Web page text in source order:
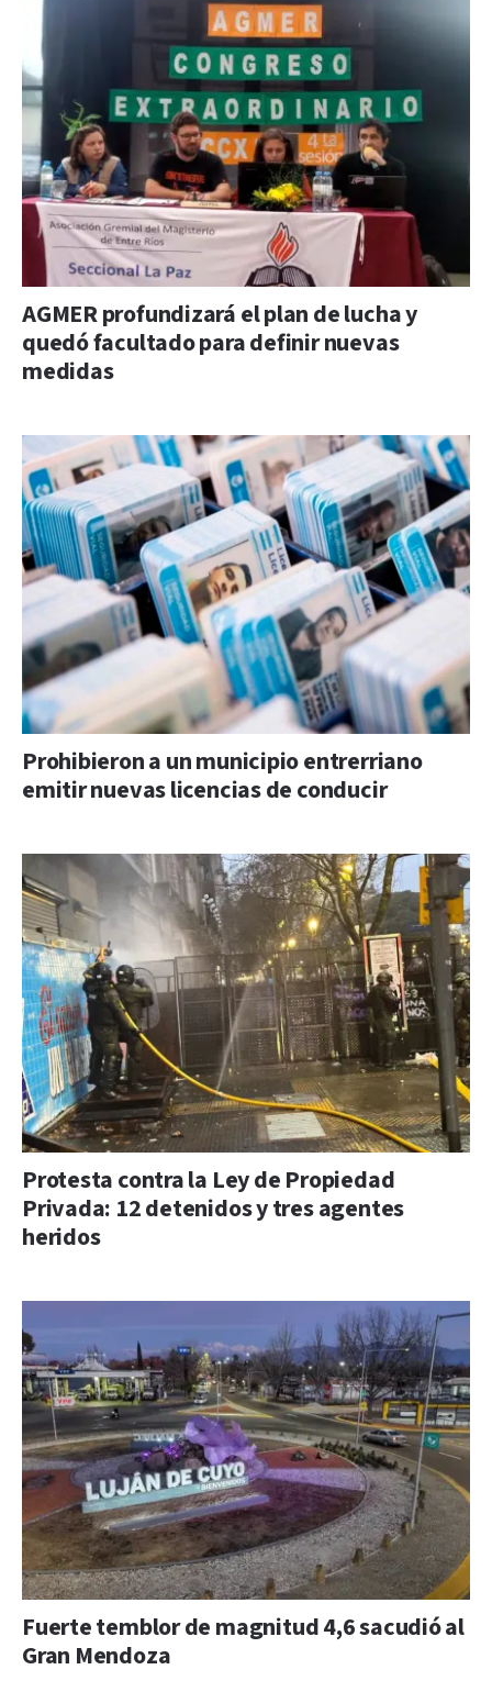
AGMER profundizará el plan de lucha y
quedó facultado para definir nuevas
medidas
Prohibieron a un municipio entrerriano
emitir nuevas licencias de conducir
Protesta contra la Ley de Propiedad
Privada: 12 detenidos y tres agentes
heridos
Fuerte temblor de magnitud 4,6 sacudió al
Gran Mendoza